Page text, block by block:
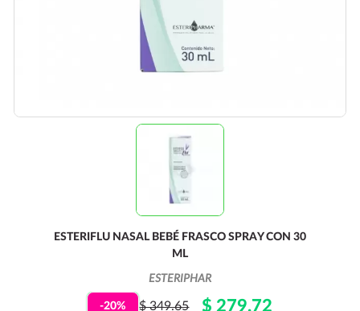
ESTERIFLU NASAL BEBÉ FRASCO SPRAY CON 30
ML
ESTERIPHAR
-20% $ 349.65 $ 279.72